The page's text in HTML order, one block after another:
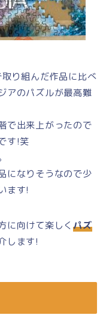
り組んだ作品に比べ
アのパズルが最高難
で出来上がったので
す!笑
になりそうなので少
ます!
に向けて楽しくパズ
します!